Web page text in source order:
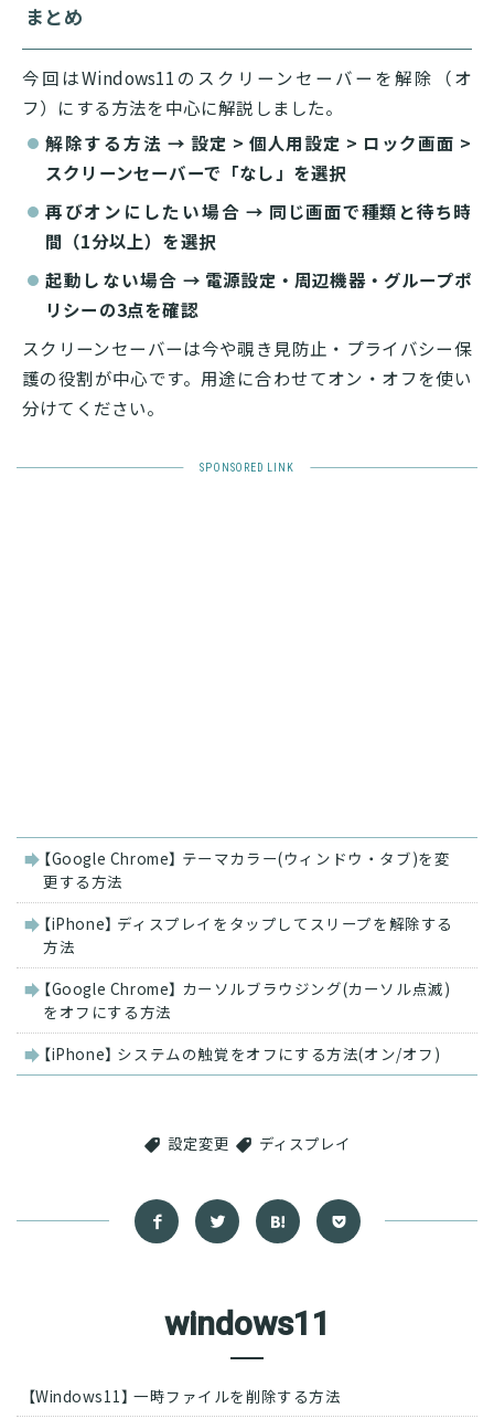
まとめ
今回はWindows11のスクリーンセーバーを解除（オ
フ）にする方法を中心に解説しました。
解除する方法 → 設定 > 個人用設定 > ロック画面 >
スクリーンセーバーで「なし」を選択
再びオンにしたい場合 → 同じ画面で種類と待ち時
間（1分以上）を選択
起動しない場合 → 電源設定・周辺機器・グループポ
リシーの3点を確認
スクリーンセーバーは今や覗き見防止・プライバシー保
護の役割が中心です。用途に合わせてオン・オフを使い
分けてください。
連
事
【Google Chrome】 テーマカラー(ウィンドウ・タブ)を変
更する方法
【iPhone】 ディスプレイをタップしてスリープを解除する
方法
【Google Chrome】 カーソルブラウジング(カーソル点滅)
をオフにする方法
【iPhone】 システムの触覚をオフにする方法(オン/オフ)
設定変更 ディスプレイ
windows11
【Windows11】 一時ファイルを削除する方法